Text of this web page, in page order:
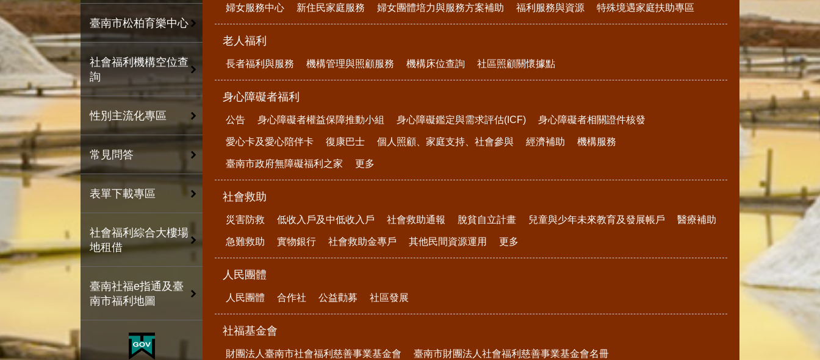
臺南市松柏育樂中心
社會福利機構空位查
詢
性別主流化專區
常見問答
表單下載專區
社會福利綜合大樓場
地租借
臺南社福e指通及臺
南市福利地圖
婦女服務中心 新住民家庭服務 婦女團體培力與服務方案補助 福利服務與資源 特殊境遇家庭扶助專區
老人福利
長者福利與服務 機構管理與照顧服務 機構床位查詢 社區照顧關懷據點
身心障礙者福利
公告 身心障礙者權益保障推動小組 身心障礙鑑定與需求評估(ICF) 身心障礙者相關證件核發
愛心卡及愛心陪伴卡 復康巴士 個人照顧、家庭支持、社會參與 經濟補助 機構服務
臺南市政府無障礙福利之家 更多
社會救助
災害防救 低收入戶及中低收入戶 社會救助通報 脫貧自立計畫 兒童與少年未來教育及發展帳戶 醫療補助
急難救助 實物銀行 社會救助金專戶 其他民間資源運用 更多
人民團體
人民團體 合作社 公益勸募 社區發展
社福基金會
財團法人臺南市社會福利慈善事業基金會 臺南市財團法人社會福利慈善事業基金會名冊